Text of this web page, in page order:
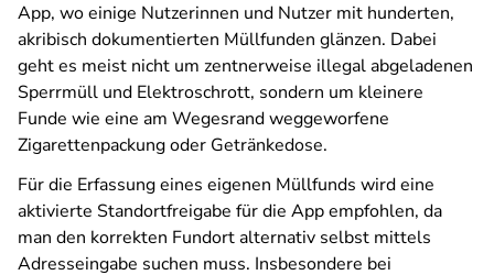
App, wo einige Nutzerinnen und Nutzer mit hunderten,
akribisch dokumentierten Müllfunden glänzen. Dabei
geht es meist nicht um zentnerweise illegal abgeladenen
Sperrmüll und Elektroschrott, sondern um kleinere
Funde wie eine am Wegesrand weggeworfene
Zigarettenpackung oder Getränkedose.
Für die Erfassung eines eigenen Müllfunds wird eine
aktivierte Standortfreigabe für die App empfohlen, da
man den korrekten Fundort alternativ selbst mittels
Adresseingabe suchen muss. Insbesondere bei